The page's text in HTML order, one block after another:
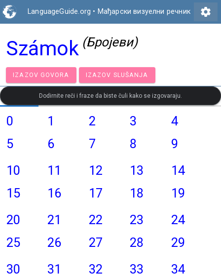
LanguageGuide.org • Мађарски визуелни речник settings
Számok (Бројеви)
IZAZOV GOVORA IZAZOV SLUŠANJA
Dodirnite reči i fraze da biste čuli kako se izgovaraju.
0 1 2 3
4
5
6 7 8
9
10
11 12 13
14
15
16 17 18
19
20
21 22 23
24
25
26 27 28
29
30
31 32 33
34